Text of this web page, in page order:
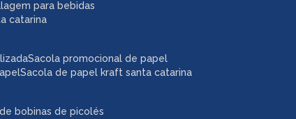
de bobinas de picolés
para bebidas
catarina
sacola promocional de papel
sacola de papel kraft santa catarina